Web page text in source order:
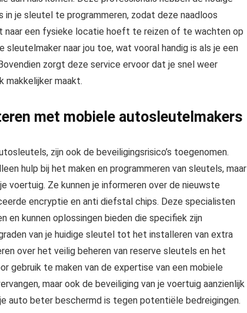
je sleutel te programmeren, zodat deze naadloos
een fysieke locatie hoeft te reizen of te wachten op
sleutelmaker naar jou toe, wat vooral handig is als je een
zorgt deze service ervoor dat je snel weer
makkelijker maakt.
met mobiele autosleutelmakers
zijn ook de beveiligingsrisico’s toegenomen.
hulp bij het maken en programmeren van sleutels, maar
voertuig. Ze kunnen je informeren over de nieuwste
encryptie en anti diefstal chips. Deze specialisten
en kunnen oplossingen bieden die specifiek zijn
van je huidige sleutel tot het installeren van extra
over het veilig beheren van reserve sleutels en het
gebruik te maken van de expertise van een mobiele
maar ook de beveiliging van je voertuig aanzienlijk
auto beter beschermd is tegen potentiële bedreigingen.